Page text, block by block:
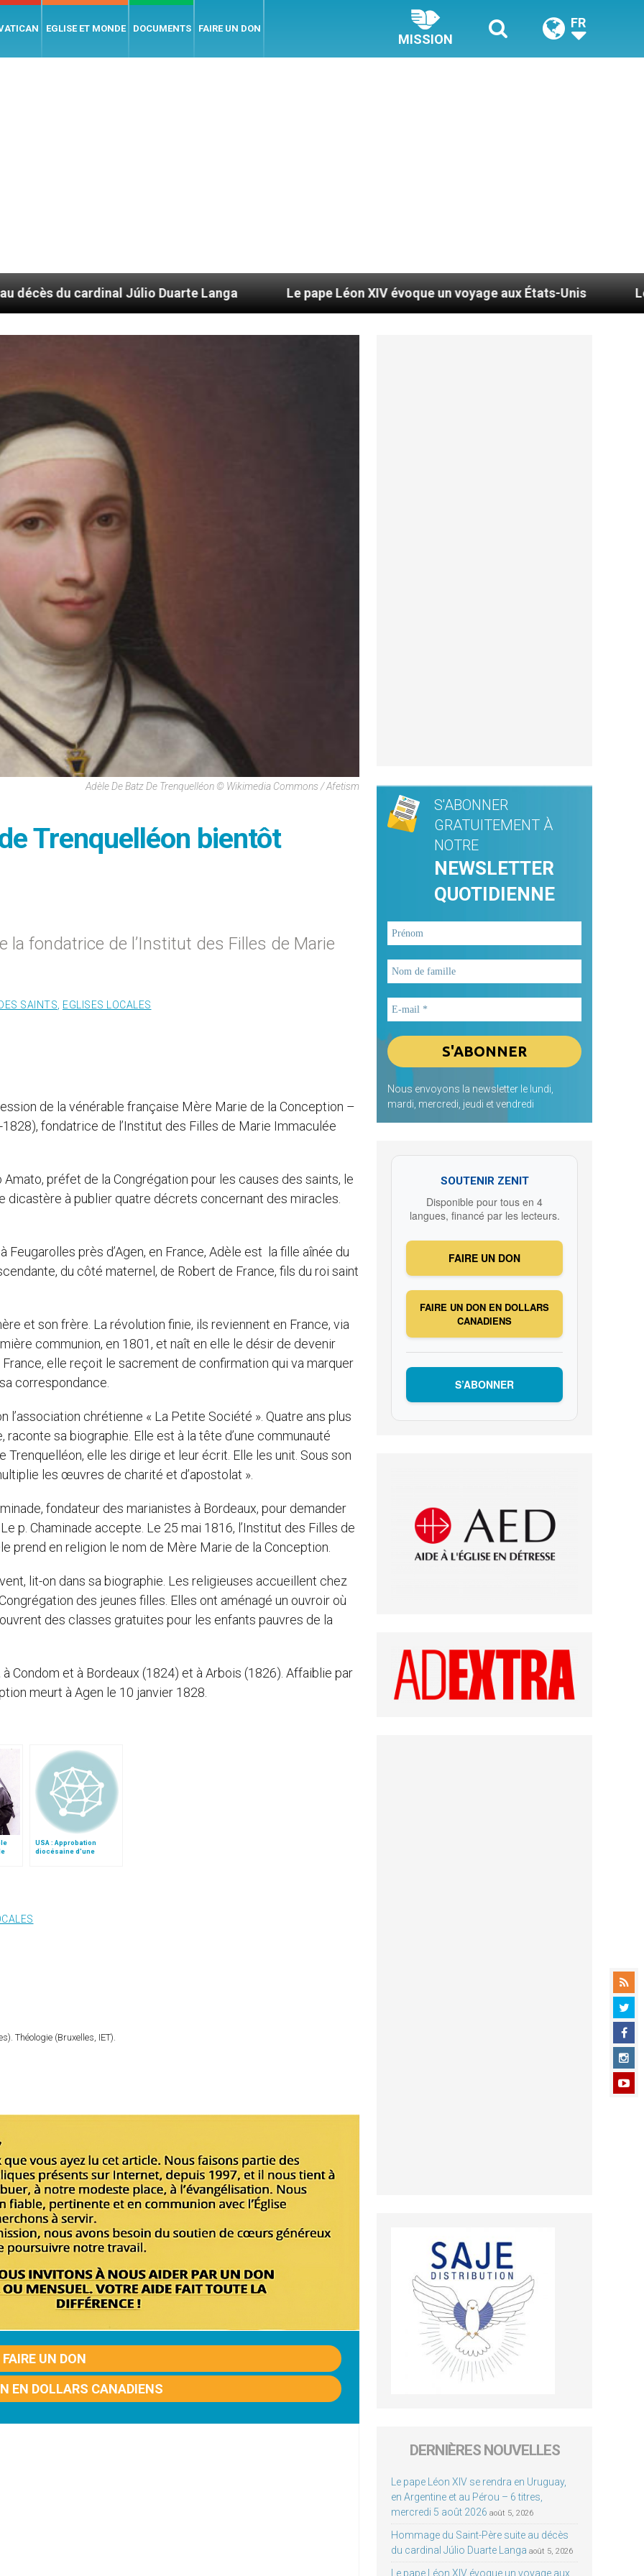
EGLISE ET MONDE DOCUMENTS FAIRE UN DON
MISSION
FR
Júlio Duarte Langa Le pape Léon XIV évoque un voyage aux États-Unis Le pape Léon XIV
Adèle De Batz De Trenquelléon © Wikimedia Commons / Afetism
Trenquelléon bientôt
la fondatrice de l’Institut des Filles de Marie
SAINTS EGLISES LOCALES
de la vénérable française Mère Marie de la Conception –
fondatrice de l’Institut des Filles de Marie Immaculée
préfet de la Congrégation pour les causes des saints, le
dicastère à publier quatre décrets concernant des miracles.
Feugarolles près d’Agen, en France, Adèle est la fille aînée du
du côté maternel, de Robert de France, fils du roi saint
et son frère. La révolution finie, ils reviennent en France, via
communion, en 1801, et naît en elle le désir de devenir
elle reçoit le sacrement de confirmation qui va marquer
correspondance.
l’association chrétienne « La Petite Société ». Quatre ans plus
sa biographie. Elle est à la tête d’une communauté
Trenquelléon, elle les dirige et leur écrit. Elle les unit. Sous son
les œuvres de charité et d’apostolat ».
fondateur des marianistes à Bordeaux, pour demander
p. Chaminade accepte. Le 25 mai 1816, l’Institut des Filles de
prend en religion le nom de Mère Marie de la Conception.
lit-on dans sa biographie. Les religieuses accueillent chez
des jeunes filles. Elles ont aménagé un ouvroir où
des classes gratuites pour les enfants pauvres de la
Condom et à Bordeaux (1824) et à Arbois (1826). Affaiblie par
meurt à Agen le 10 janvier 1828.
USA : Approbation
diocésaine d'une
Théologie (Bruxelles, IET).
FAIRE UN DON
EN DOLLARS CANADIENS
S'ABONNER
GRATUITEMENT À
NOTRE
NEWSLETTER
QUOTIDIENNE
Nous envoyons la newsletter le lundi,
mardi, mercredi, jeudi et vendredi
SOUTENIR ZENIT
Disponible pour tous en 4
langues, financé par les lecteurs.
FAIRE UN DON
FAIRE UN DON EN DOLLARS
CANADIENS
S’ABONNER
DERNIÈRES NOUVELLES
Le pape Léon XIV se rendra en Uruguay,
en Argentine et au Pérou – 6 titres,
mercredi 5 août 2026 août 5, 2026
Hommage du Saint-Père suite au décès
du cardinal Júlio Duarte Langa août 5, 2026
Le pape Léon XIV évoque un voyage aux